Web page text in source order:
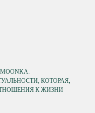
КОТОРАЯ,
К ЖИЗНИ